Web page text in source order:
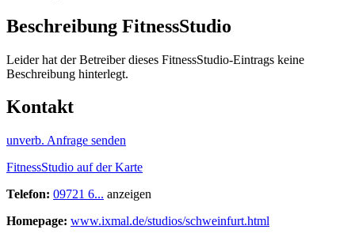
Beschreibung FitnessStudio
Leider hat der Betreiber dieses FitnessStudio-Eintrags keine
Beschreibung hinterlegt.
Kontakt
unverb. Anfrage senden
FitnessStudio auf der Karte
Telefon: 09721 6... anzeigen
Homepage: www.ixmal.de/studios/schweinfurt.html